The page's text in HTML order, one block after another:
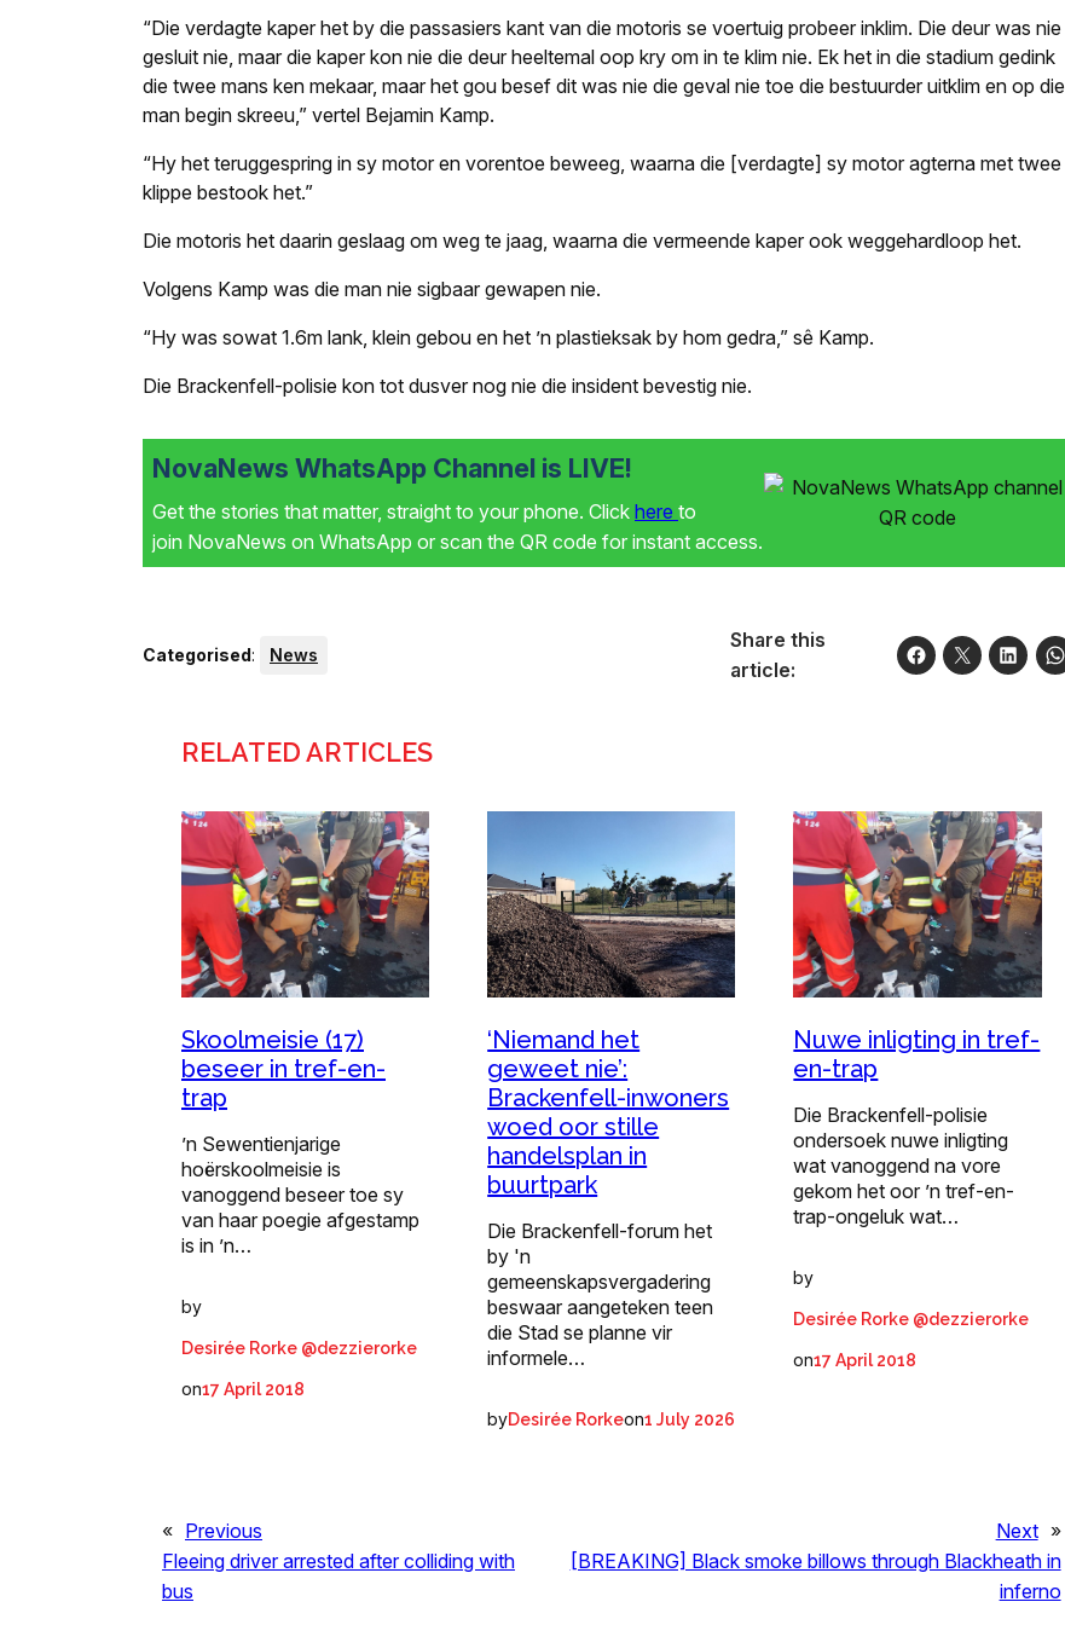
“Die verdagte kaper het by die passasiers kant van die motoris se voertuig probeer inklim. Die deur was nie
gesluit nie, maar die kaper kon nie die deur heeltemal oop kry om in te klim nie. Ek het in die stadium gedink
die twee mans ken mekaar, maar het gou besef dit was nie die geval nie toe die bestuurder uitklim en op die
man begin skreeu,” vertel Bejamin Kamp.
“Hy het teruggespring in sy motor en vorentoe beweeg, waarna die [verdagte] sy motor agterna met twee
klippe bestook het.”
Die motoris het daarin geslaag om weg te jaag, waarna die vermeende kaper ook weggehardloop het.
Volgens Kamp was die man nie sigbaar gewapen nie.
“Hy was sowat 1.6m lank, klein gebou en het ’n plastieksak by hom gedra,” sê Kamp.
Die Brackenfell-polisie kon tot dusver nog nie die insident bevestig nie.
NovaNews WhatsApp Channel is LIVE!
Get the stories that matter, straight to your phone. Click here to
join NovaNews on WhatsApp or scan the QR code for instant access.
Categorised: News
Share this
article:
RELATED ARTICLES
Skoolmeisie (17)
beseer in tref-en-
trap
’n Sewentienjarige
hoërskoolmeisie is
vanoggend beseer toe sy
van haar poegie afgestamp
is in ’n…
by
Desirée Rorke @dezzierorke
on17 April 2018
‘Niemand het
geweet nie’:
Brackenfell-inwoners
woed oor stille
handelsplan in
buurtpark
Die Brackenfell-forum het
by 'n
gemeenskapsvergadering
beswaar aangeteken teen
die Stad se planne vir
informele…
byDesirée Rorkeon1 July 2026
Nuwe inligting in tref-
en-trap
Die Brackenfell-polisie
ondersoek nuwe inligting
wat vanoggend na vore
gekom het oor ’n tref-en-
trap-ongeluk wat…
by
Desirée Rorke @dezzierorke
on17 April 2018
« Previous
Fleeing driver arrested after colliding with
bus
Next »
[BREAKING] Black smoke billows through Blackheath in
inferno